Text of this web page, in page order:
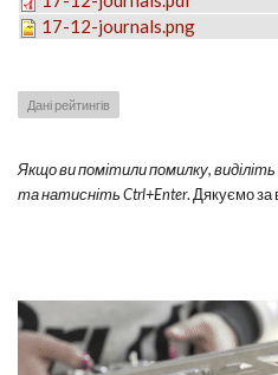
17-12-journals.png
Дані рейтингів
Якщо ви помітили помилку,
та натисніть Ctrl+Enter. Дякуємо за